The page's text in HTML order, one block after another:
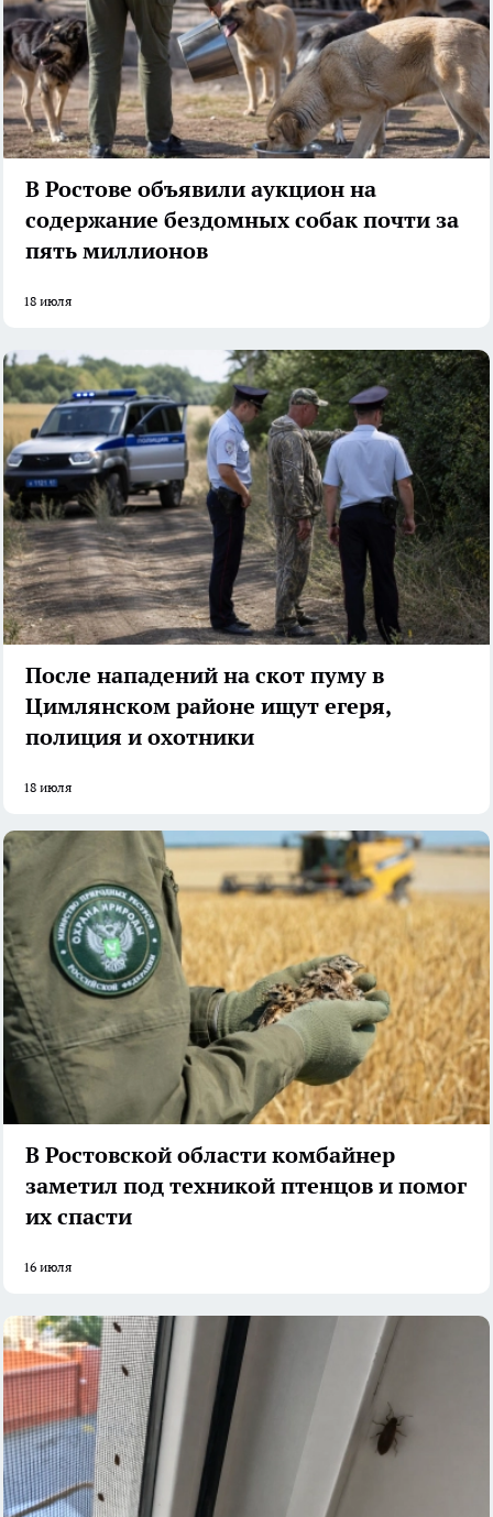
В Ростове объявили аукцион на
содержание бездомных собак почти за
пять миллионов
18 июля
После нападений на скот пуму в
Цимлянском районе ищут егеря,
полиция и охотники
18 июля
В Ростовской области комбайнер
заметил под техникой птенцов и помог
их спасти
16 июля